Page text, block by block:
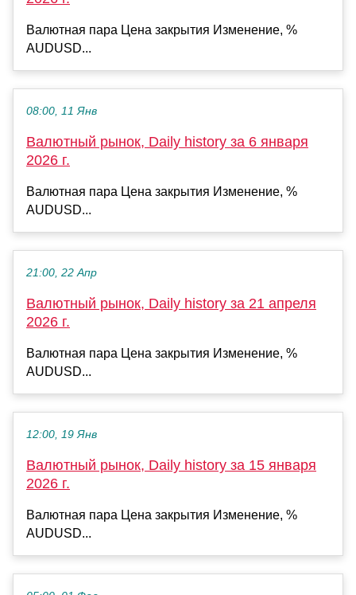
Валютная пара Цена закрытия Изменение, %
AUDUSD...
08:00, 11 Янв
Валютный рынок, Daily history за 6 января
2026 г.
Валютная пара Цена закрытия Изменение, %
AUDUSD...
21:00, 22 Апр
Валютный рынок, Daily history за 21 апреля
2026 г.
Валютная пара Цена закрытия Изменение, %
AUDUSD...
12:00, 19 Янв
Валютный рынок, Daily history за 15 января
2026 г.
Валютная пара Цена закрытия Изменение, %
AUDUSD...